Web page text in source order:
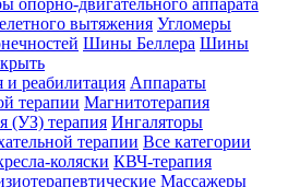
опорно-двигательного аппарата
вытяжения Угломеры
Шины Беллера Шины
и реабилитация Аппараты
терапии Магнитотерапия
(УЗ) терапия Ингаляторы
терапии Все категории
коляски КВЧ-терапия
Массажеры